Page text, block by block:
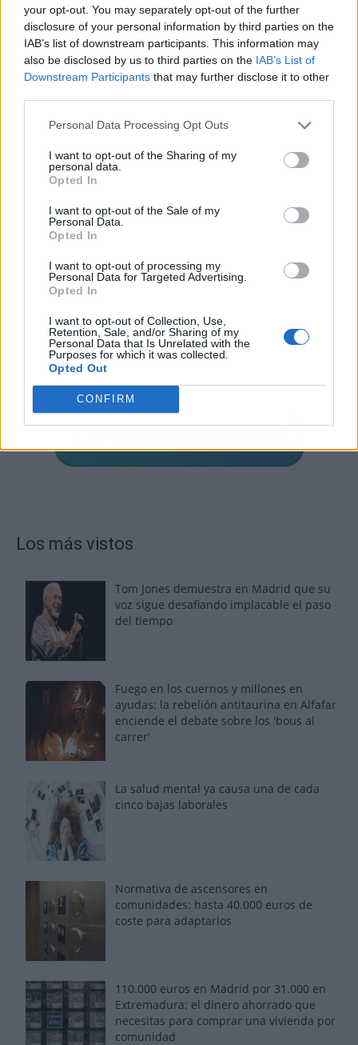
your opt-out. You may separately opt-out of the further
disclosure of your personal information by third parties on the
IAB’s list of downstream participants. This information may
also be disclosed by us to third parties on the IAB’s List of
Downstream Participants that may further disclose it to other
Personal Data Processing Opt Outs
I want to opt-out of the Sharing of my
personal data.
Opted In
I want to opt-out of the Sale of my
Personal Data.
Opted In
I want to opt-out of processing my
Personal Data for Targeted Advertising.
Opted In
I want to opt-out of Collection, Use,
Retention, Sale, and/or Sharing of my
Personal Data that Is Unrelated with the
Purposes for which it was collected.
Opted Out
CONFIRM
Publicidad
Los más vistos
Tom Jones demuestra en Madrid que su
voz sigue desafiando implacable el paso
del tiempo
Fuego en los cuernos y millones en
ayudas: la rebelión antitaurina en Alfafar
enciende el debate sobre los 'bous al
carrer'
La salud mental ya causa una de cada
cinco bajas laborales
Normativa de ascensores en
comunidades: hasta 40.000 euros de
coste para adaptarlos
110.000 euros en Madrid por 31.000 en
Extremadura: el dinero ahorrado que
necesitas para comprar una vivienda por
comunidad